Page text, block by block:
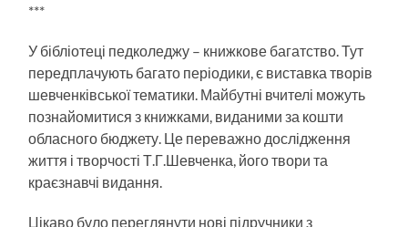
***
У бібліотеці педколеджу – книжкове багатство. Тут
передплачують багато періодики, є виставка творів
шевченківської тематики. Майбутні вчителі можуть
познайомитися з книжками, виданими за кошти
облас­ного бюджету. Це переважно дослідження
життя і твор­чості Т.Г.Шевченка, його твори та
краєзнавчі видання.
Цікаво було переглянути нові підручники з